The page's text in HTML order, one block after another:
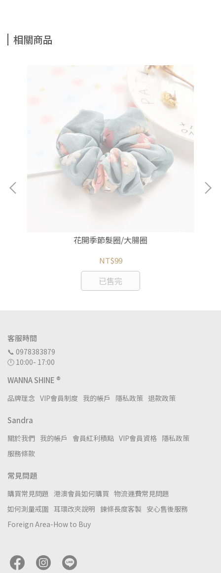
相關商品
花開季節髮圈/大腸圈
NT$99
已售完
客服時間
📞 0978383879
🕛 10:00- 17:00
WANNA SHINE ®
品牌理念 VIP會員制度 我的帳戶 隱私政策 退款政策
Sandra
關於我們 我的帳戶 會員紅利積點 VIP會員資格 隱私政策
服務條款
常見問題
購買常見問題 港澳會員如何購買 物流運費常見問題
如何測量戒圍 耳環改夾說明 鍊條長度客製 安心售後服務
Foreign Area-How to Buy